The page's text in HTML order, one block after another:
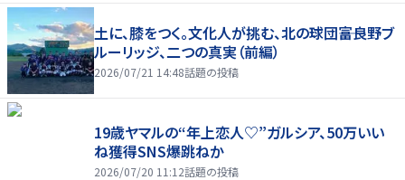
土に、膝をつく。文化人が挑む、北の球団――富良野ブ
ルーリッジ、二つの真実（前編）
2026/07/21 14:48話題の投稿
19歳ヤマルの“年上恋人♡”ガルシア、50万いい
ね獲得SNS爆跳ねか
2026/07/20 11:12話題の投稿